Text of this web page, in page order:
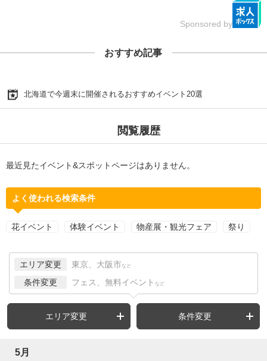
Sponsored by
おすすめ記事
北海道で今週末に開催されるおすすめイベント20選
閲覧履歴
最近見たイベント&スポットページはありません。
よく使われる検索条件
花イベント 体験イベント 物産展・観光フェア 祭り
エリア変更 東京、大阪市 など
条件変更 フェス、無料イベント など
エリア変更 条件変更
5月